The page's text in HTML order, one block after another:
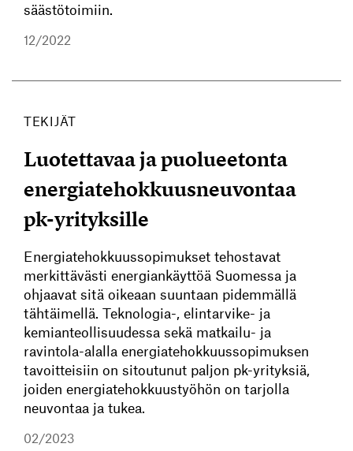
säästötoimiin.
12/2022
TEKIJÄT
Luotettavaa ja puolueetonta
energiatehokkuusneuvontaa
pk-yrityksille
Energiatehokkuussopimukset tehostavat
merkittävästi energiankäyttöä Suomessa ja
ohjaavat sitä oikeaan suuntaan pidemmällä
tähtäimellä. Teknologia-, elintarvike- ja
kemianteollisuudessa sekä matkailu- ja
ravintola-alalla energiatehokkuussopimuksen
tavoitteisiin on sitoutunut paljon pk-yrityksiä,
joiden energiatehokkuustyöhön on tarjolla
neuvontaa ja tukea.
02/2023